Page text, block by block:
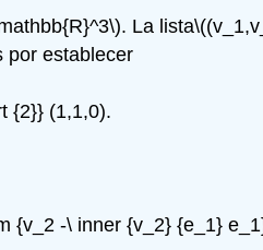
. La lista
por establecer
{2}} (1,1,0).
{v_2 -\ inner {v_2} {e_1}